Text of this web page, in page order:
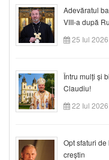
Adevăratul
VIII-a după
25 Iul 2026
Întru mulți și
Claudiu!
22 Iul 2026
Opt sfaturi
creștin